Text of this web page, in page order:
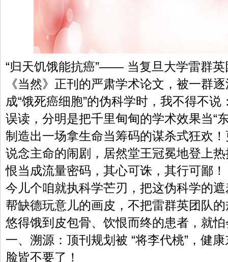
“归天饥饿能抗癌”—— 当复旦大学雷群
《当然》正刊的严肃学术论文，被一群
成“饿死癌细胞”的伪科学时，我不得不
误读，分明是把千里甸甸的学术效果当“
制造出一场拿生命当筹码的谋杀式狂欢
说念主命的闹剧，居然堂王冠冕地登上
恨当成流量密码，其心可诛，其行可鄙！
今儿个咱就执科学芒刃，把这伪科学的
帮缺德玩意儿的画皮，不把雷群英团队
悠得饿到皮包骨、饮恨而终的患者，就
一、溯源：顶刊规划被 “将李代桃”，健
脸皆不要了！